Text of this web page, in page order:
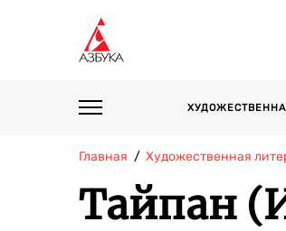
Главная Художественная
Тайпан